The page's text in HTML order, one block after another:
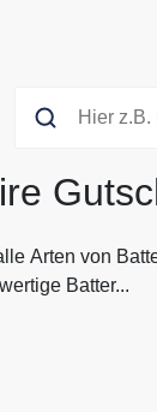
Arten von
Batter...
Arten von